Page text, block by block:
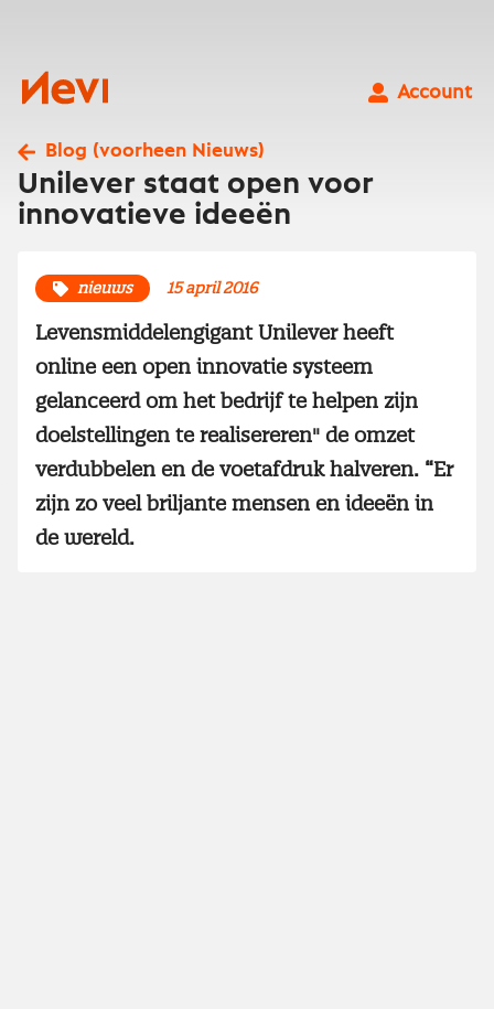
Nevi
Account
Blog (voorheen Nieuws)
Unilever staat open voor
innovatieve ideeën
nieuws 15 april 2016
Levensmiddelengigant Unilever heeft
online een open innovatie systeem
gelanceerd om het bedrijf te helpen zijn
doelstellingen te realisereren" de omzet
verdubbelen en de voetafdruk halveren. “Er
zijn zo veel briljante mensen en ideeën in
de wereld.